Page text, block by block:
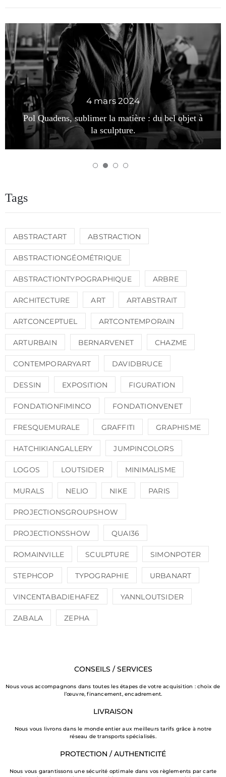
à
13 octobre 2023
Variation(s), Yann L’Outsider, une
d’abstraction formelle en noir et blanc.
Tags
ABSTRACTART ABSTRACTION
ABSTRACTIONGÉOMÉTRIQUE
ABSTRACTIONTYPOGRAPHIQUE ARBRE
ARCHITECTURE ART ARTABSTRAIT
ARTCONCEPTUEL ARTCONTEMPORAIN
ARTURBAIN BERNARVENET CHAZME
CONTEMPORARYART DAVIDBRUCE
DESSIN EXPOSITION FIGURATION
FONDATIONFIMINCO FONDATIONVENET
FRESQUEMURALE GRAFFITI GRAPHISME
HATCHIKIANGALLERY JUMPINCOLORS
LOGOS LOUTSIDER MINIMALISME
MURALS NELIO NIKE PARIS
PROJECTIONSGROUPSHOW
PROJECTIONSSHOW QUAI36
ROMAINVILLE SCULPTURE SIMONPOTER
STEPHCOP TYPOGRAPHIE URBANART
VINCENTABADIEHAFEZ YANNLOUTSIDER
ZABALA ZEPHA
CONSEILS / SERVICES
Nous vous accompagnons dans toutes les étapes de votre acquisition : choix de
l’œuvre, financement, encadrement.
LIVRAISON
Nous vous livrons dans le monde entier aux meilleurs tarifs grâce à notre
réseau de transports spécialisés.
PROTECTION / AUTHENTICITÉ
Nous vous garantissons une sécurité optimale dans vos règlements par carte